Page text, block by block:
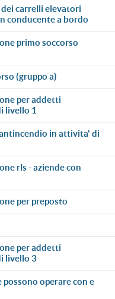
conducente a bordo
(gruppo a)
livello 1
per preposto
livello 3